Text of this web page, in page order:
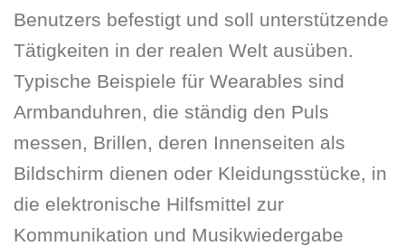
Benutzers befestigt und soll unterstützende
Tätigkeiten in der realen Welt ausüben.
Typische Beispiele für Wearables sind
Armbanduhren, die ständig den Puls
messen, Brillen, deren Innenseiten als
Bildschirm dienen oder Kleidungsstücke, in
die elektronische Hilfsmittel zur
Kommunikation und Musikwiedergabe